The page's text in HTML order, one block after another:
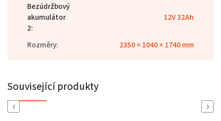
Bezúdržbový
akumulátor
2:
12V 32Ah
Rozměry: 2350 × 1040 × 1740 mm
Související produkty
Previous Next